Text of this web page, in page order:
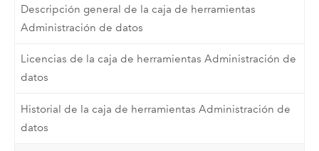
Descripción general de la caja de herramientas
Administración de datos
Licencias de la caja de herramientas Administración de
datos
Historial de la caja de herramientas Administración de
datos